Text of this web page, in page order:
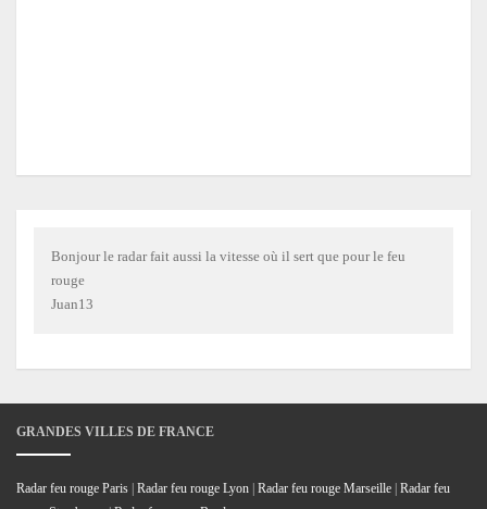
Bonjour le radar fait aussi la vitesse où il sert que pour le feu
rouge
Juan13
GRANDES VILLES DE FRANCE
Radar feu rouge Paris Radar feu rouge Lyon Radar feu rouge Marseille
Radar feu